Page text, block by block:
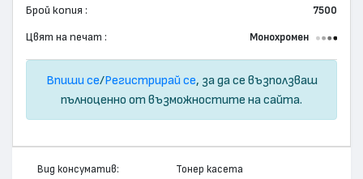
Брой копия : 7500
Цвят на печат : Монохромен
Впиши се/Регистрирай се, за да се възползваш
пълноценно от възможностите на сайта.
Вид консуматив: Тонер касета